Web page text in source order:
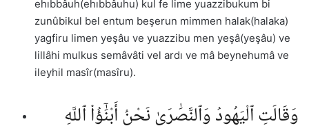
ehıbbâuh(ehıbbâuhu) kul fe lime yuazzibukum bi
zunûbikul bel entum beşerun mimmen halak(halaka)
yagfiru limen yeşâu ve yuazzibu men yeşâ(yeşâu) ve
lillâhi mulkus semâvâti vel ardı ve mâ beynehumâ ve
ileyhil masîr(masîru).
وَقَالَتِ ٱلْيَهُودُ وَٱلنَّصَٰرَىٰ نَحْنُ أَبْنَٰٓؤُا۟ ٱللَّهِ